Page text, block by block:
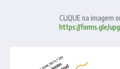
CLIQUE na imagem
https://forms.gle/